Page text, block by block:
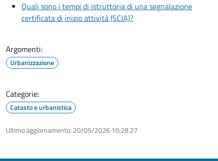
Quali sono i tempi di istruttoria di una segnalazione
certificata di inizio attività (SCIA)?
Argomenti:
Urbanizzazione
Categorie:
Catasto e urbanistica
Ultimo aggiornamento: 20/05/2026 10:28.27